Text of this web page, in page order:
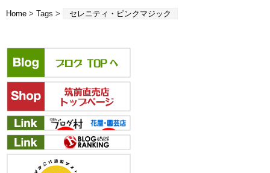
Home > Tags > セレニティ・ピンクマジック